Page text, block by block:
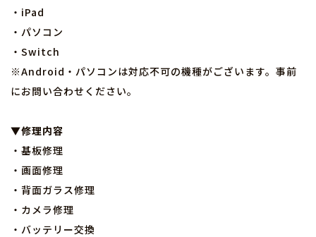
・iPad
・パソコン
・Switch
※Android・パソコンは対応不可の機種がございます。事前
にお問い合わせください。
▼修理内容
・基板修理
・画面修理
・背面ガラス修理
・カメラ修理
・バッテリー交換